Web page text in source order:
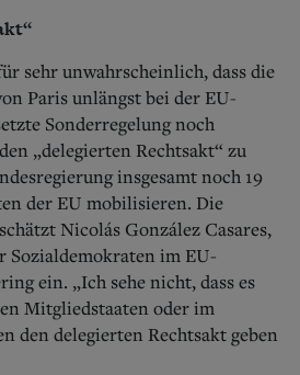
sehr unwahrscheinlich, dass die
Paris unlängst bei der EU-
Sonderregelung noch
„delegierten Rechtsakt“ zu
insgesamt noch 19
der EU mobilisieren. Die
Nicolás González Casares,
Sozialdemokraten im EU-
ein. „Ich sehe nicht, dass es
Mitgliedstaaten oder im
den delegierten Rechtsakt geben